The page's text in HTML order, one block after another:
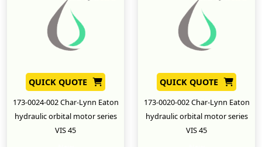
QUICK QUOTE
173-0024-002 Char-Lynn Eaton
hydraulic orbital motor series
VIS 45
QUICK QUOTE
173-0020-002 Char-Lynn Eaton
hydraulic orbital motor series
VIS 45